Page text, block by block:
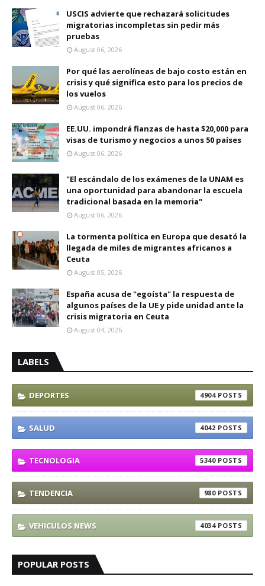
USCIS advierte que rechazará solicitudes
migratorias incompletas sin pedir más
pruebas
August 06, 2026
Por qué las aerolíneas de bajo costo están en
crisis y qué significa esto para los precios de
los vuelos
August 06, 2026
EE.UU. impondrá fianzas de hasta $20,000 para
visas de turismo y negocios a unos 50 países
August 06, 2026
"El escándalo de los exámenes de la UNAM es
una oportunidad para abandonar la escuela
tradicional basada en la memoria"
August 06, 2026
La tormenta política en Europa que desató la
llegada de miles de migrantes africanos a
Ceuta
August 05, 2026
España acusa de "egoísta" la respuesta de
algunos países de la UE y pide unidad ante la
crisis migratoria en Ceuta
August 04, 2026
LABELS
DEPORTES 4904
SALUD 4042
TECNOLOGIA 5340
TENDENCIA 980
VEHICULOS NEWS 4034
POPULAR POSTS